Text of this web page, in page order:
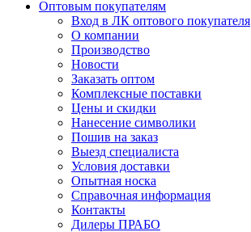
Оптовым покупателям
Вход в ЛК оптового покупателя
О компании
Производство
Новости
Заказать оптом
Комплексные поставки
Цены и скидки
Нанесение символики
Пошив на заказ
Выезд специалиста
Условия доставки
Опытная носка
Справочная информация
Контакты
Дилеры ПРАБО